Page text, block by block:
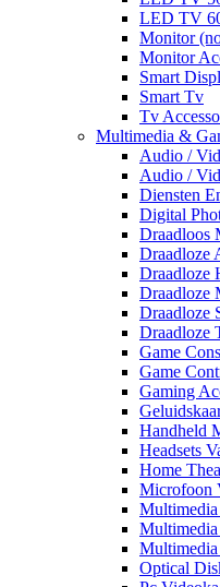
LED TV
Monitor
Monitor
Smart
Smart Tv
Tv
Multimedia &
Audio /
Audio /
Diensten
Digital
Draadloos
Draadloze
Draadloze
Draadloze
Draadloze
Draadloze
Game
Game
Gaming
Handheld
Headsets
Home
Microfoon
Multimedia
Optical